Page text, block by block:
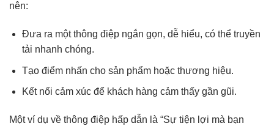
nên:
Đưa ra một thông điệp ngắn gọn, dễ hiểu, có thể truyền
tải nhanh chóng.
Tạo điểm nhấn cho sản phẩm hoặc thương hiệu.
Kết nối cảm xúc để khách hàng cảm thấy gần gũi.
Một ví dụ về thông điệp hấp dẫn là “Sự tiện lợi mà bạn